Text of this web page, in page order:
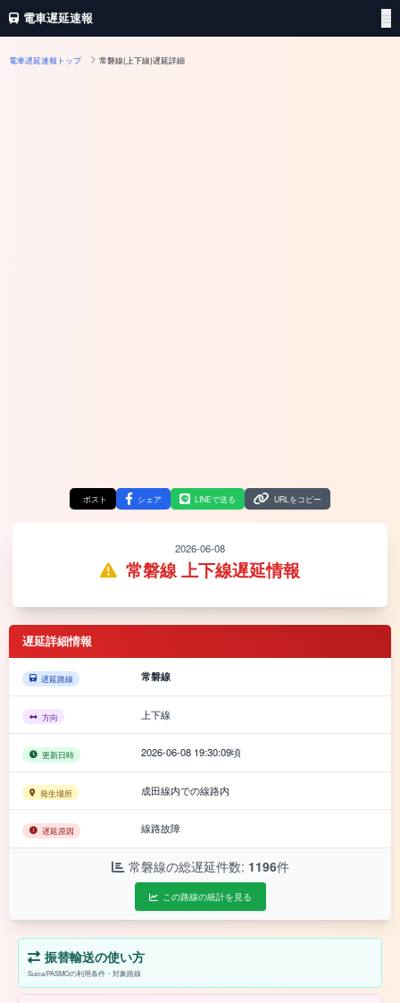
電車遅延速報
電車遅延速報トップ 常磐線(上下線)遅延詳細
ポスト シェア LINEで送る URLをコピー
2026-06-08
常磐線 上下線遅延情報
遅延詳細情報
遅延路線 常磐線
方向 上下線
更新日時 2026-06-08 19:30:09頃
発生場所 成田線内での線路内
遅延原因 線路故障
常磐線の総遅延件数: 1196件
この路線の統計を見る
振替輸送の使い方
Suica/PASMOの利用条件・対象路線